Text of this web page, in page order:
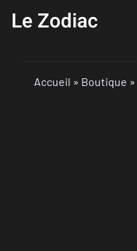
Le Zodiac
Accueil » Boutique »